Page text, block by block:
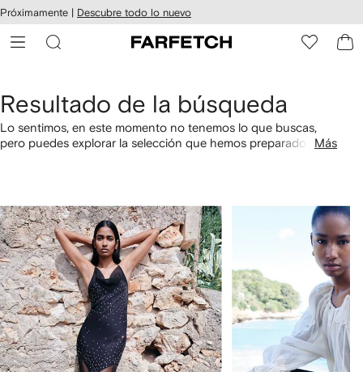
al
Próximamente | Descubre todo lo nuevo
Resultado de la búsqueda
Lo sentimos, en este momento no tenemos lo que buscas,
pero puedes explorar la selección que hemos preparado
Más